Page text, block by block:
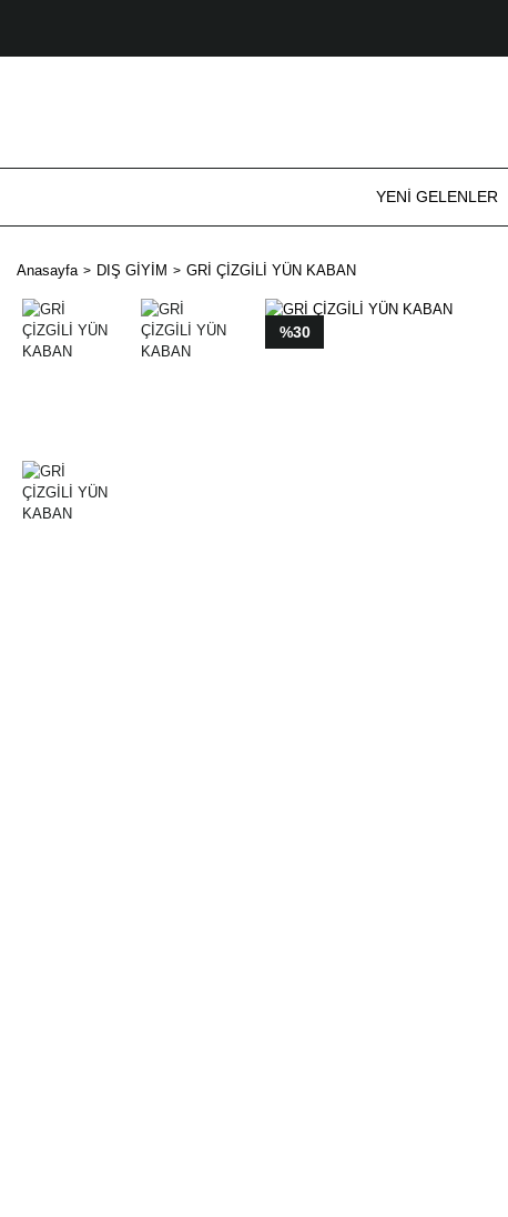
YENİ GELENLER
Anasayfa DIŞ GİYİM GRİ ÇİZGİLİ YÜN KABAN
%30